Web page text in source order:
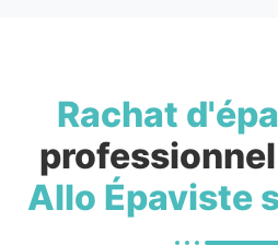
Rachat
Allo Épaviste